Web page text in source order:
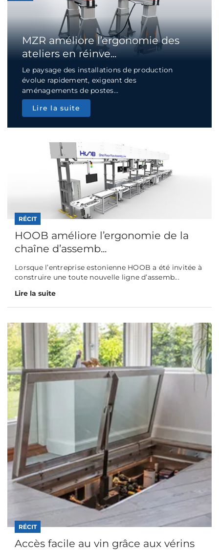
MZR améliore l’ergonomie des
ateliers en réinve...
Le paysage des installations de production
évolue rapidement, exigeant des
aménagements de postes...
Lire la suite
RÉCIT
HOOB améliore l’ergonomie de la
chaîne d’assemb...
Lorsque l’entreprise estonienne HOOB a été invitée à
construire une toute nouvelle ligne d’assemb...
Lire la suite
RÉCIT
Accès facile au vin grâce aux vérins